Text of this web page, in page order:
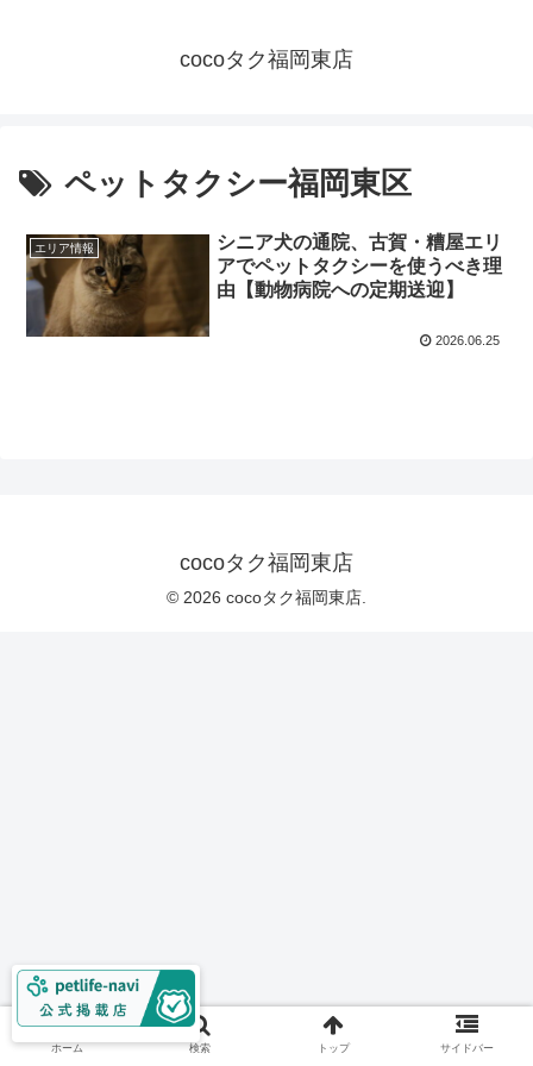
cocoタク福岡東店
ペットタクシー福岡東区
エリア情報
シニア犬の通院、古賀・糟屋エリ
アでペットタクシーを使うべき理
由【動物病院への定期送迎】
2026.06.25
cocoタク福岡東店
© 2026 cocoタク福岡東店.
ホーム 検索 トップ サイドバー